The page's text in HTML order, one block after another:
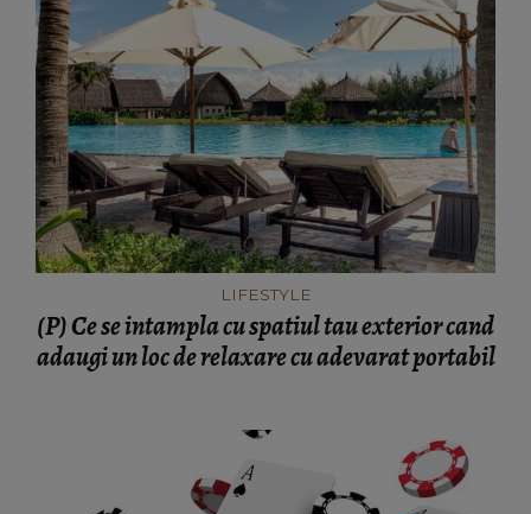
LIFESTYLE
(P) Ce se intampla cu spatiul tau exterior cand
adaugi un loc de relaxare cu adevarat portabil